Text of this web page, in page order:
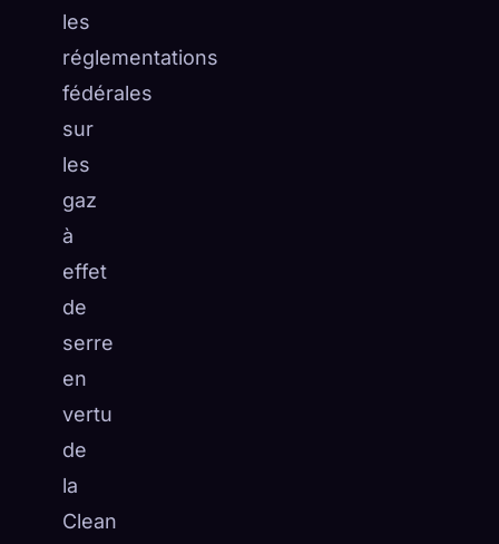
les
réglementations
fédérales
sur
les
gaz
à
effet
de
serre
en
vertu
de
la
Clean